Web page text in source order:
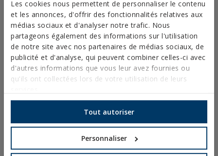
Les cookies nous permettent de personnaliser le contenu
et les annonces, d'offrir des fonctionnalités relatives aux
médias sociaux et d'analyser notre trafic. Nous
partageons également des informations sur l'utilisation
de notre site avec nos partenaires de médias sociaux, de
publicité et d'analyse, qui peuvent combiner celles-ci avec
d'autres informations que vous leur avez fournies ou
qu'ils ont collectées lors de votre utilisation de leurs
Tout autoriser
Personnaliser
ATE Opt.1
Demandez plus
d’informations